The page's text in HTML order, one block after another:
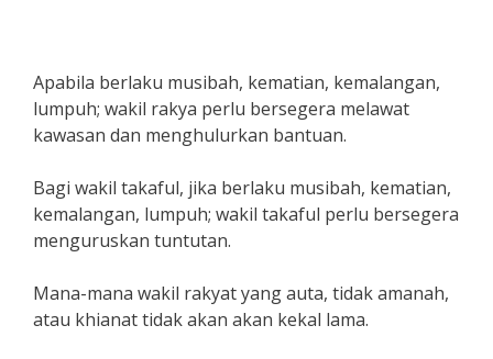
Apabila berlaku musibah, kematian, kemalangan,
lumpuh; wakil rakya perlu bersegera melawat
kawasan dan menghulurkan bantuan.
Bagi wakil takaful, jika berlaku musibah, kematian,
kemalangan, lumpuh; wakil takaful perlu bersegera
menguruskan tuntutan.
Mana-mana wakil rakyat yang auta, tidak amanah,
atau khianat tidak akan akan kekal lama.